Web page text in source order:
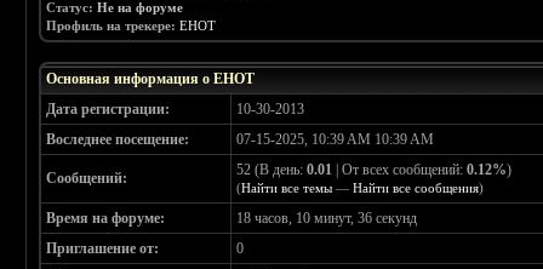
Статус: Не на форуме
Профиль на трекере: EHOT
Основная информация о EHOT
Дата регистрации:
10-30-2013
Воследнее посещение:
07-15-2025, 10:39 AM 10:39 AM
Сообщений: 52 (В день:0.01 | От всех сообщений:0.12%)
(Найти все темы —Найти все сообщения)
Время на форуме:
18 часов, 10 минут, 36 секунд
Приглашение от:
0